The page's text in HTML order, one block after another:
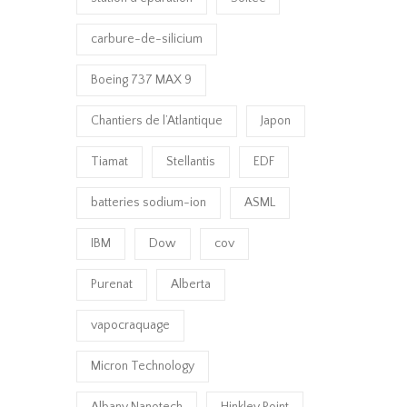
carbure-de-silicium
Boeing 737 MAX 9
Chantiers de l’Atlantique Japon
Tiamat Stellantis EDF
batteries sodium-ion ASML
IBM Dow cov
Purenat Alberta
vapocraquage
Micron Technology